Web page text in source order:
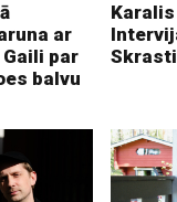
ar
par
balvu